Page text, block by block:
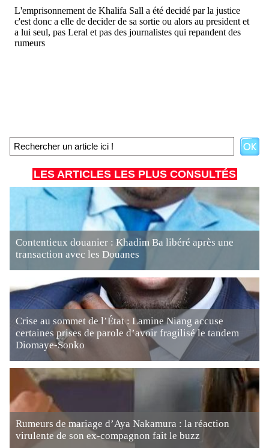
LES ARTICLES LES PLUS CONSULTÉS
Contentieux douanier : Khadim Ba libéré après une
transaction avec les Douanes
Crise au sommet de l’État : Lamine Niang accuse
certaines prises de parole d’avoir fragilisé le tandem
Diomaye-Sonko
Rumeurs de mariage d’Aya Nakamura : la réaction
virulente de son ex-compagnon fait le buzz